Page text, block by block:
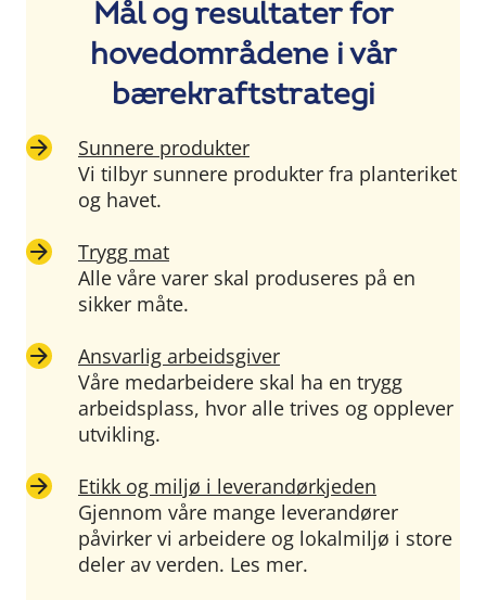
Mål og resultater for
hovedområdene i vår
bærekraftstrategi
Sunnere produkter
Vi tilbyr sunnere produkter fra planteriket
og havet.
Trygg mat
Alle våre varer skal produseres på en
sikker måte.
Ansvarlig arbeidsgiver
Våre medarbeidere skal ha en trygg
arbeidsplass, hvor alle trives og opplever
utvikling.
Etikk og miljø i leverandørkjeden
Gjennom våre mange leverandører
påvirker vi arbeidere og lokalmiljø i store
deler av verden. Les mer.